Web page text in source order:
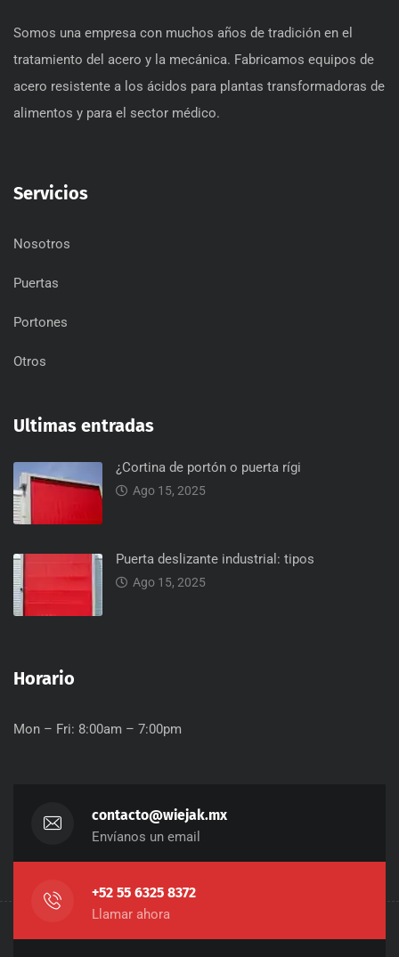
Somos una empresa con muchos años de tradición en el
tratamiento del acero y la mecánica. Fabricamos equipos de
acero resistente a los ácidos para plantas transformadoras de
alimentos y para el sector médico.
Servicios
Nosotros
Puertas
Portones
Otros
Ultimas entradas
¿Cortina de portón o puerta rígi
Ago 15, 2025
Puerta deslizante industrial: tipos
Ago 15, 2025
Horario
Mon – Fri: 8:00am – 7:00pm
contacto@wiejak.mx
Envíanos un email
+52 55 6325 8372
Llamar ahora